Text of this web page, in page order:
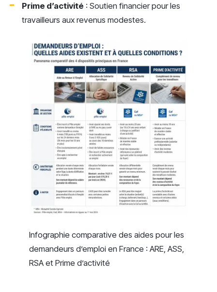
Prime d’activité : Soutien financier pour les
travailleurs aux revenus modestes.
Infographie comparative des aides pour les
demandeurs d’emploi en France : ARE, ASS,
RSA et Prime d’activité